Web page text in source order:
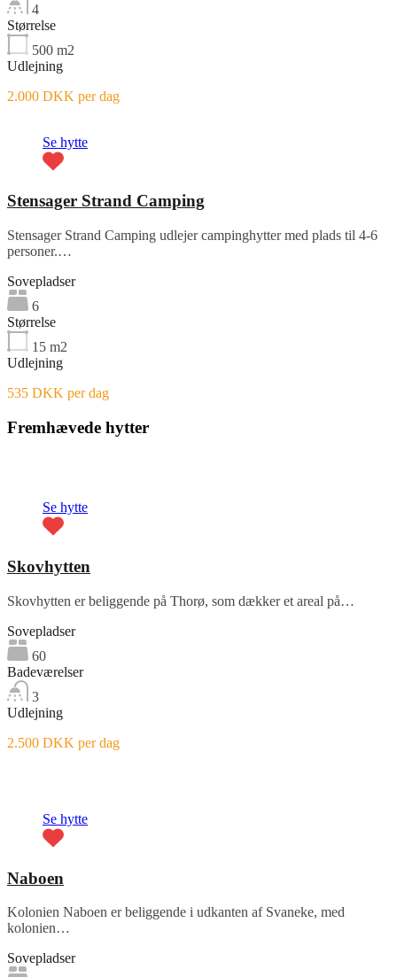
4
Størrelse
500 m2
Udlejning
2.000 DKK per dag
Se hytte
Stensager Strand Camping
Stensager Strand Camping udlejer campinghytter med plads til 4-6
personer.…
Sovepladser
6
Størrelse
15 m2
Udlejning
535 DKK per dag
Fremhævede hytter
Se hytte
Skovhytten
Skovhytten er beliggende på Thorø, som dækker et areal på…
Sovepladser
60
Badeværelser
3
Udlejning
2.500 DKK per dag
Se hytte
Naboen
Kolonien Naboen er beliggende i udkanten af Svaneke, med
kolonien…
Sovepladser